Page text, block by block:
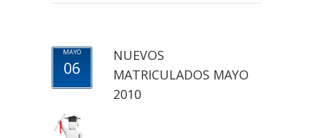
MAYO
06
NUEVOS
MATRICULADOS MAYO
2010